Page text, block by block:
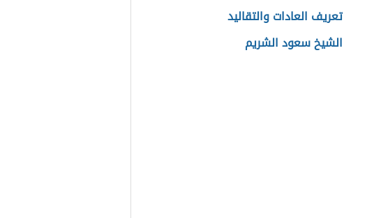
تعريف العادات والتقاليد
الشيخ سعود الشريم